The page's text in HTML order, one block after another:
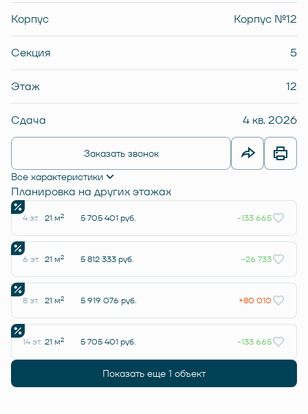
Корпус Корпус №12
Секция 5
Этаж 12
Сдача 4 кв. 2026
Заказать звонок
Все характеристики
Планировка на других этажах
4 эт. 21 м2 5 705 401 руб. -133 665
6 эт. 21 м2 5 812 333 руб. -26 733
8 эт. 21 м2 5 919 076 руб. +80 010
14 эт. 21 м2 5 705 401 руб. -133 665
Показать еще 1 объект